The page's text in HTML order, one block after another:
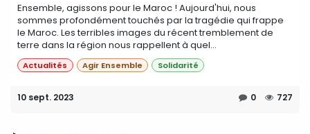
Ensemble, agissons pour le Maroc ! Aujourd'hui, nous
sommes profondément touchés par la tragédie qui frappe
le Maroc. Les terribles images du récent tremblement de
terre dans la région nous rappellent à quel...
Actualités Agir Ensemble Solidarité
10 sept. 2023 0 727